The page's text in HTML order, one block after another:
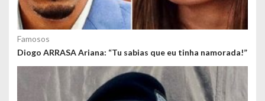
Famosos
Diogo ARRASA Ariana: “Tu sabias que eu tinha namorada!”